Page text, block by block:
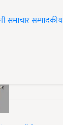
समाचारसम्पादकीय